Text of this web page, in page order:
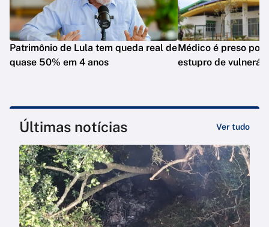
Patrimônio de Lula tem queda real de
quase 50% em 4 anos
Médico é preso por
estupro de
Últimas notícias Ver tudo